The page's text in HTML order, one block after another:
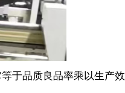
于品质良品率乘以生产效